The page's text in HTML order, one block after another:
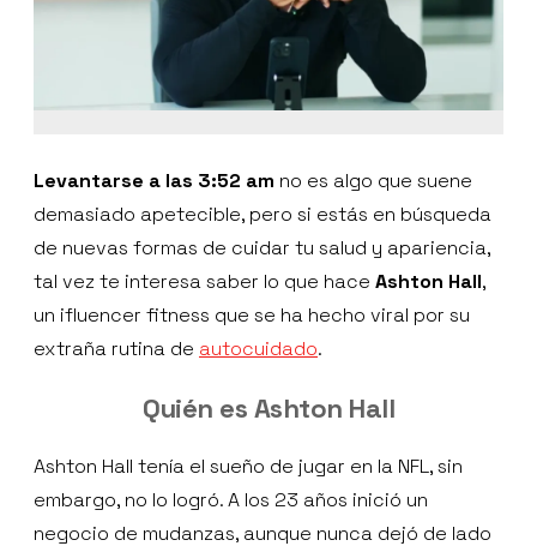
Levantarse a las 3:52 am no es algo que suene
demasiado apetecible, pero si estás en búsqueda
de nuevas formas de cuidar tu salud y apariencia,
tal vez te interesa saber lo que hace Ashton Hall,
un ifluencer fitness que se ha hecho viral por su
extraña rutina de autocuidado.
Quién es Ashton Hall
Ashton Hall tenía el sueño de jugar en la NFL, sin
embargo, no lo logró. A los 23 años inició un
negocio de mudanzas, aunque nunca dejó de lado